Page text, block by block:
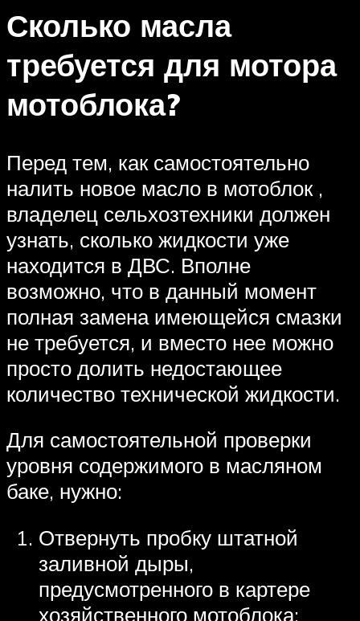
Сколько масла
требуется для мотора
мотоблока?
Перед тем, как самостоятельно
налить новое масло в мотоблок ,
владелец сельхозтехники должен
узнать, сколько жидкости уже
находится в ДВС. Вполне
возможно, что в данный момент
полная замена имеющейся смазки
не требуется, и вместо нее можно
просто долить недостающее
количество технической жидкости.
Для самостоятельной проверки
уровня содержимого в масляном
баке, нужно:
Отвернуть пробку штатной
заливной дыры,
предусмотренного в картере
хозяйственного мотоблока;